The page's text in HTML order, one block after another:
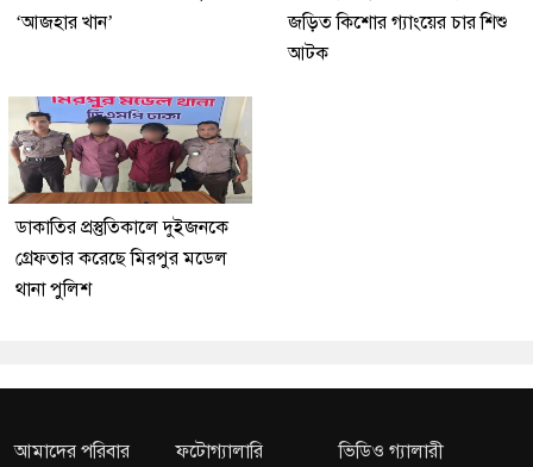
‘আজহার খান’
জড়িত কিশোর গ্যাংয়ের চার শিশু
আটক
ডাকাতির প্রস্তুতিকালে দুইজনকে
গ্রেফতার করেছে মিরপুর মডেল
থানা পুলিশ
আমাদের পরিবার ফটোগ্যালারি ভিডিও গ্যালারী